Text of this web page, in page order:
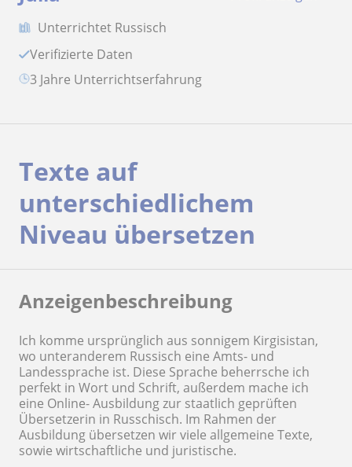
Unterrichtet Russisch
Verifizierte Daten
3 Jahre Unterrichtserfahrung
Texte auf
unterschiedlichem
Niveau übersetzen
Anzeigenbeschreibung
Ich komme ursprünglich aus sonnigem Kirgisistan,
wo unteranderem Russisch eine Amts- und
Landessprache ist. Diese Sprache beherrsche ich
perfekt in Wort und Schrift, außerdem mache ich
eine Online- Ausbildung zur staatlich geprüften
Übersetzerin in Russchisch. Im Rahmen der
Ausbildung übersetzen wir viele allgemeine Texte,
sowie wirtschaftliche und juristische.